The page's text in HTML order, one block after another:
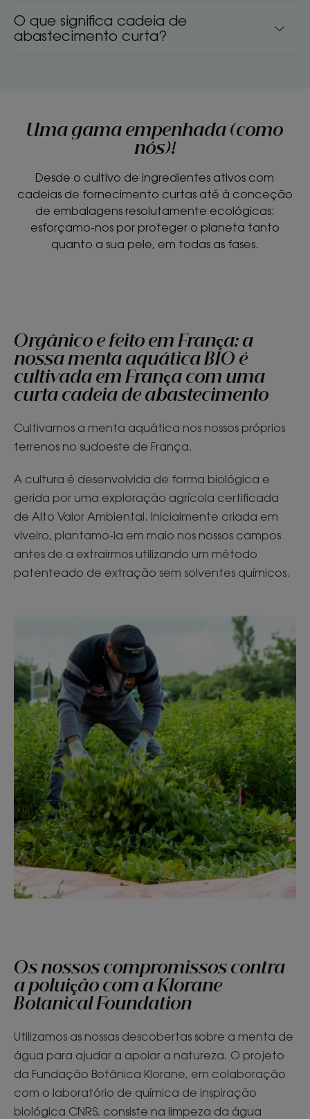
O que significa cadeia de
abastecimento curta?
Uma gama empenhada (como
nós)!
Desde o cultivo de ingredientes ativos com
cadeias de fornecimento curtas até à conceção
de embalagens resolutamente ecológicas:
esforçamo-nos por proteger o planeta tanto
quanto a sua pele, em todas as fases.
Orgânico e feito em França: a
nossa menta aquática BIO é
cultivada em França com uma
curta cadeia de abastecimento
Cultivamos a menta aquática nos nossos próprios
terrenos no sudoeste de França.
A cultura é desenvolvida de forma biológica e
gerida por uma exploração agrícola certificada
de Alto Valor Ambiental. Inicialmente criada em
viveiro, plantamo-la em maio nos nossos campos
antes de a extrairmos utilizando um método
patenteado de extração sem solventes químicos.
Os nossos compromissos contra
a poluição com a Klorane
Botanical Foundation
Utilizamos as nossas descobertas sobre a menta de
água para ajudar a apoiar a natureza. O projeto
da Fundação Botânica Klorane, em colaboração
com o laboratório de química de inspiração
biológica CNRS, consiste na limpeza da água